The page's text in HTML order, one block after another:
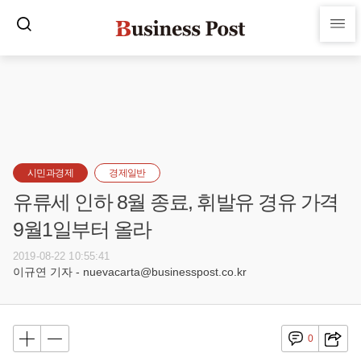
시민과경제 경제일반
유류세 인하 8월 종료, 휘발유 경유 가격
9월1일부터 올라
2019-08-22 10:55:41
이규연 기자 - nuevacarta@businesspost.co.kr
0